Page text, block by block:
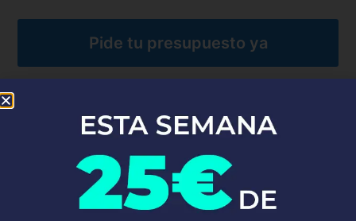
Pide tu presupuesto ya